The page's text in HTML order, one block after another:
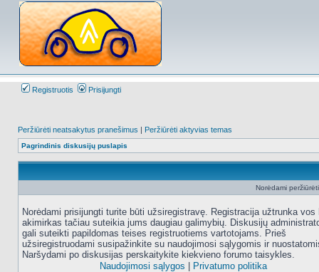
Registruotis Prisijungti
Peržiūrėti neatsakytus pranešimus | Peržiūrėti aktyvias temas
Pagrindinis diskusijų puslapis
Norėdami
Norėdami prisijungti turite būti užsiregistravę. Registracija užtrunka vos
akimirkas tačiau suteikia jums daugiau galimybių. Diskusijų
gali suteikti papildomas teises registruotiems vartotojams. Prieš
užsiregistruodami susipažinkite su naudojimosi sąlygomis ir
Naršydami po diskusijas perskaitykite kiekvieno forumo taisykles.
Naudojimosi sąlygos
Privatumo politika